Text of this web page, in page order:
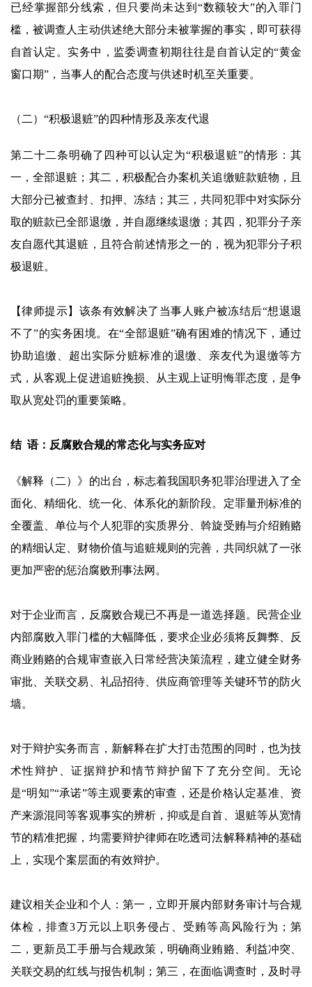
已经掌握部分线索，但只要尚未达到“数额较大”的入罪门
槛，被调查人主动供述绝大部分未被掌握的事实，即可获得
自首认定。实务中，监委调查初期往往是自首认定的“黄金
窗口期”，当事人的配合态度与供述时机至关重要。
（二）“积极退赃”的四种情形及亲友代退
第二十二条明确了四种可以认定为“积极退赃”的情形：其
一，全部退赃；其二，积极配合办案机关追缴赃款赃物，且
大部分已被查封、扣押、冻结；其三，共同犯罪中对实际分
取的赃款已全部退缴，并自愿继续退缴；其四，犯罪分子亲
友自愿代其退赃，且符合前述情形之一的，视为犯罪分子积
极退赃。
【律师提示】该条有效解决了当事人账户被冻结后“想退退
不了”的实务困境。在“全部退赃”确有困难的情况下，通过
协助追缴、超出实际分赃标准的退缴、亲友代为退缴等方
式，从客观上促进追赃挽损、从主观上证明悔罪态度，是争
取从宽处罚的重要策略。
结 语：反腐败合规的常态化与实务应对
《解释（二）》的出台，标志着我国职务犯罪治理进入了全
面化、精细化、统一化、体系化的新阶段。定罪量刑标准的
全覆盖、单位与个人犯罪的实质界分、斡旋受贿与介绍贿赂
的精细认定、财物价值与追赃规则的完善，共同织就了一张
更加严密的惩治腐败刑事法网。
对于企业而言，反腐败合规已不再是一道选择题。民营企业
内部腐败入罪门槛的大幅降低，要求企业必须将反舞弊、反
商业贿赂的合规审查嵌入日常经营决策流程，建立健全财务
审批、关联交易、礼品招待、供应商管理等关键环节的防火
墙。
对于辩护实务而言，新解释在扩大打击范围的同时，也为技
术性辩护、证据辩护和情节辩护留下了充分空间。无论
是“明知”“承诺”等主观要素的审查，还是价格认定基准、资
产来源混同等客观事实的辨析，抑或是自首、退赃等从宽情
节的精准把握，均需要辩护律师在吃透司法解释精神的基础
上，实现个案层面的有效辩护。
建议相关企业和个人：第一，立即开展内部财务审计与合规
体检，排查3万元以上职务侵占、受贿等高风险行为；第
二，更新员工手册与合规政策，明确商业贿赂、利益冲突、
关联交易的红线与报告机制；第三，在面临调查时，及时寻